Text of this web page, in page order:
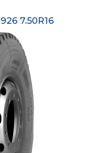
7.50R16